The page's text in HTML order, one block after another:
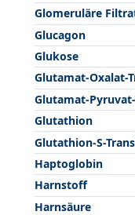
Glomeruläre
Glucagon
Glukose
Glutamat-Oxalat-
Glutamat-
Glutathion
Glutathion-S-
Haptoglobin
Harnstoff
Harnsäure